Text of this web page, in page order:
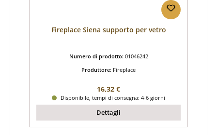
Fireplace Siena supporto per vetro
Numero di prodotto: 01046242
Produttore: Fireplace
Prezzo normale:
16,32 €
Disponibile, tempi di consegna: 4-6 giorni
Dettagli